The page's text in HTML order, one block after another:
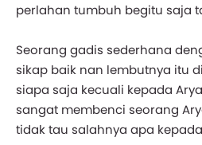
perlahan tumbuh begitu saja
Seorang gadis sederhana
sikap baik nan lembutnya itu
siapa saja kecuali kepada
sangat membenci seorang
tidak tau salahnya apa